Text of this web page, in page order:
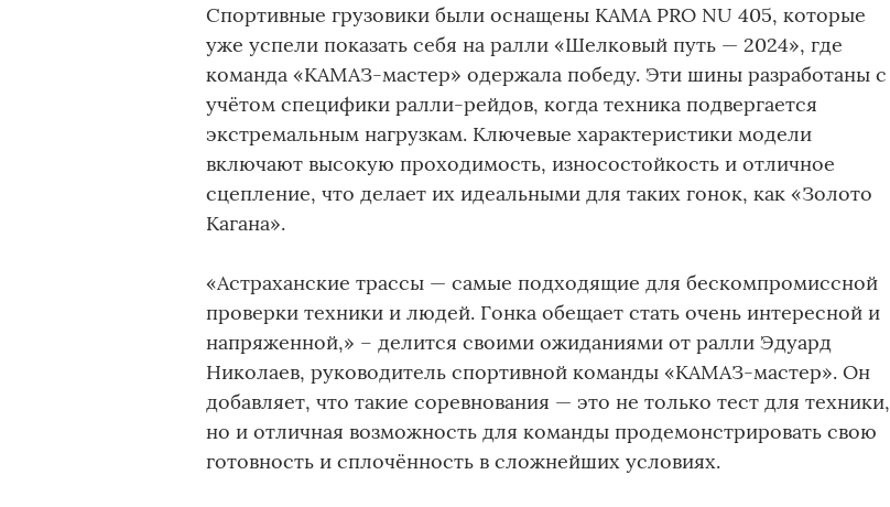
Спортивные грузовики были оснащены KAMA PRO NU 405, которые
уже успели показать себя на ралли «Шелковый путь — 2024», где
команда «КАМАЗ-мастер» одержала победу. Эти шины разработаны с
учётом специфики ралли-рейдов, когда техника подвергается
экстремальным нагрузкам. Ключевые характеристики модели
включают высокую проходимость, износостойкость и отличное
сцепление, что делает их идеальными для таких гонок, как «Золото
Кагана».
«Астраханские трассы — самые подходящие для бескомпромиссной
проверки техники и людей. Гонка обещает стать очень интересной и
напряженной,» – делится своими ожиданиями от ралли Эдуард
Николаев, руководитель спортивной команды «КАМАЗ-мастер». Он
добавляет, что такие соревнования — это не только тест для техники,
но и отличная возможность для команды продемонстрировать свою
готовность и сплочённость в сложнейших условиях.